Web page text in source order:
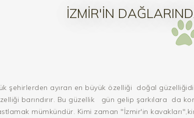
İZMIR'IN
şehirlerden ayıran en büyük özelliği doğal
barındırır. Bu güzellik
gün gelip şarkılara
da
mümkündür. Kimi zaman "İzmir'in